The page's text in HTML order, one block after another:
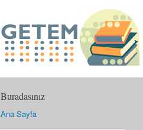
Buradasınız
Ana Sayfa